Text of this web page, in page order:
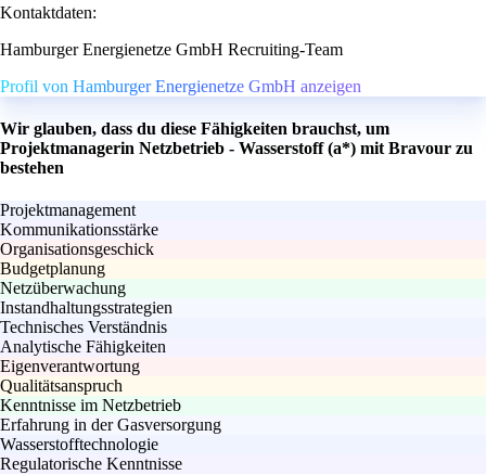
Kontaktdaten:
Hamburger Energienetze GmbH Recruiting-Team
Profil von Hamburger Energienetze GmbH anzeigen
Wir glauben, dass du diese Fähigkeiten brauchst, um
Projektmanagerin Netzbetrieb - Wasserstoff (a*) mit Bravour zu
bestehen
Projektmanagement
Kommunikationsstärke
Organisationsgeschick
Budgetplanung
Netzüberwachung
Instandhaltungsstrategien
Technisches Verständnis
Analytische Fähigkeiten
Eigenverantwortung
Qualitätsanspruch
Kenntnisse im Netzbetrieb
Erfahrung in der Gasversorgung
Wasserstofftechnologie
Regulatorische Kenntnisse